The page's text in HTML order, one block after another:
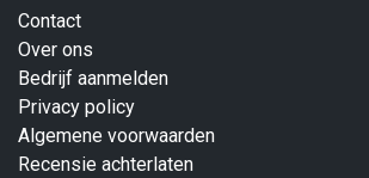
Contact
Over ons
Bedrijf aanmelden
Privacy policy
Algemene voorwaarden
Recensie achterlaten